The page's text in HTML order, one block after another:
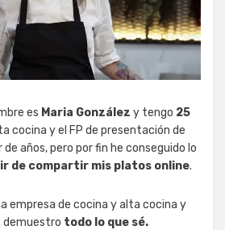
es Maria González y tengo 25
cocina y el FP de presentación de
años, pero por fin he conseguido lo
de compartir mis platos online.
empresa de cocina y alta cocina y
demuestro todo lo que sé.